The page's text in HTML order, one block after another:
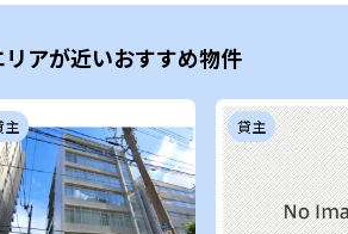
アが近いおすすめ物件
主 貸主